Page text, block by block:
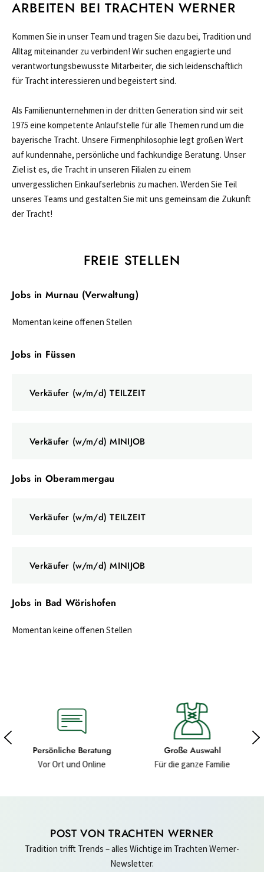
ARBEITEN BEI TRACHTEN WERNER
Kommen Sie in unser Team und tragen Sie dazu bei, Tradition und
Alltag miteinander zu verbinden! Wir suchen engagierte und
verantwortungsbewusste Mitarbeiter, die sich leidenschaftlich
für Tracht interessieren und begeistert sind.
Als Familienunternehmen in der dritten Generation sind wir seit
1975 eine kompetente Anlaufstelle für alle Themen rund um die
bayerische Tracht. Unsere Firmenphilosophie legt großen Wert
auf kundennahe, persönliche und fachkundige Beratung. Unser
Ziel ist es, die Tracht in unseren Filialen zu einem
unvergesslichen Einkaufserlebnis zu machen. Werden Sie Teil
unseres Teams und gestalten Sie mit uns gemeinsam die Zukunft
der Tracht!
FREIE STELLEN
Jobs in Murnau (Verwaltung)
Momentan keine offenen Stellen
Jobs in Füssen
Verkäufer (w/m/d) TEILZEIT
Verkäufer (w/m/d) MINIJOB
Jobs in Oberammergau
Verkäufer (w/m/d) TEILZEIT
Verkäufer (w/m/d) MINIJOB
Jobs in Bad Wörishofen
Momentan keine offenen Stellen
Persönliche Beratung
Vor Ort und Online
Große Auswahl
Für die ganze Familie
POST VON TRACHTEN WERNER
Tradition trifft Trends – alles Wichtige im Trachten Werner-
Newsletter.